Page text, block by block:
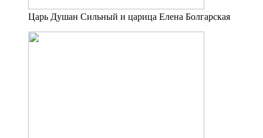
Царь Душан Сильный и царица Елена Болгарская